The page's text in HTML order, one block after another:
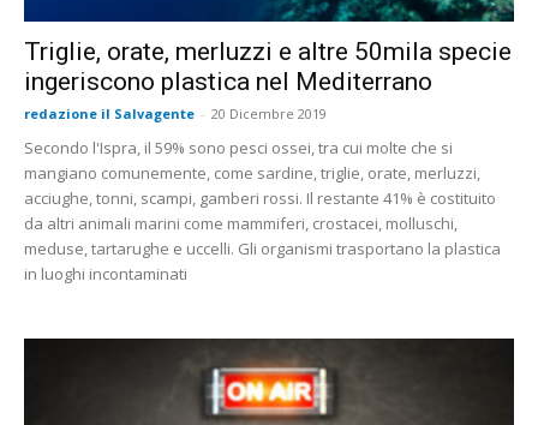
Triglie, orate, merluzzi e altre 50mila specie
ingeriscono plastica nel Mediterrano
redazione il Salvagente - 20 Dicembre 2019
Secondo l'Ispra, il 59% sono pesci ossei, tra cui molte che si
mangiano comunemente, come sardine, triglie, orate, merluzzi,
acciughe, tonni, scampi, gamberi rossi. Il restante 41% è costituito
da altri animali marini come mammiferi, crostacei, molluschi,
meduse, tartarughe e uccelli. Gli organismi trasportano la plastica
in luoghi incontaminati